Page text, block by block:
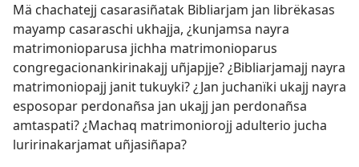
Mä chachatejj casarasiñatak Bibliarjam jan librëkasas
mayamp casaraschi ukhajja, ¿kunjamsa nayra
matrimonioparusa jichha matrimonioparus
congregacionankirinakajj uñjapjje? ¿Bibliarjamajj nayra
matrimoniopajj janit tukuyki? ¿Jan juchanïki ukajj nayra
esposopar perdonañsa jan ukajj jan perdonañsa
amtaspati? ¿Machaq matrimoniorojj adulterio jucha
luririnakarjamat uñjasiñapa?